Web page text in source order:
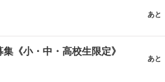
あと
《小・中・高校生限定》
あと